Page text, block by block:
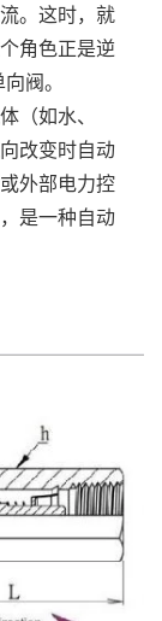
。这时，就
角色正是逆
阀。
（如水、
改变时自动
外部电力控
是一种自动